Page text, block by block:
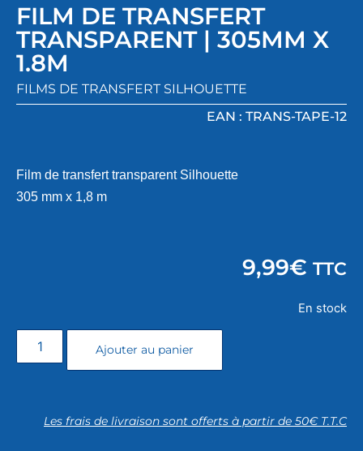
FILM DE TRANSFERT
TRANSPARENT | 305MM X
1.8M
FILMS DE TRANSFERT SILHOUETTE
EAN : TRANS-TAPE-12
Film de transfert transparent Silhouette
305 mm x 1,8 m
9,99€ TTC
En stock
Ajouter au panier
Les frais de livraison sont offerts à partir de 50€ T.T.C